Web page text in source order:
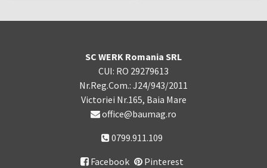
SC WERK Romania SRL
CUI: RO 29279613
Nr.Reg.Com.: J24/943/2011
Victoriei Nr.165, Baia Mare
office@baumag.ro
0799.911.109
 Facebook Pinterest